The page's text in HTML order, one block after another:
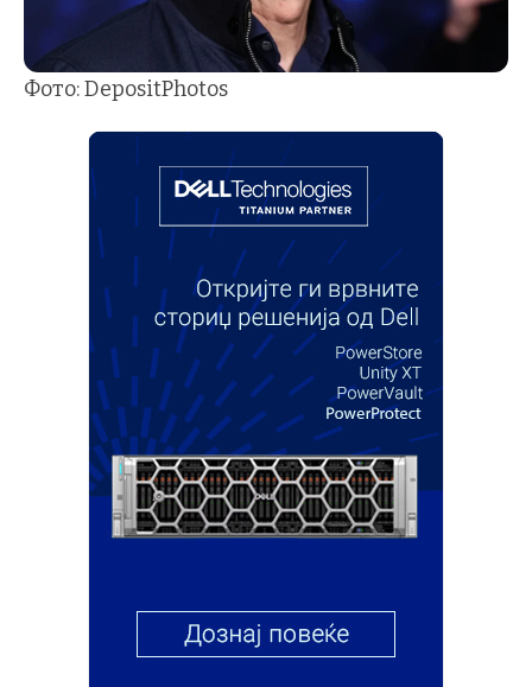
Фото: DepositPhotos